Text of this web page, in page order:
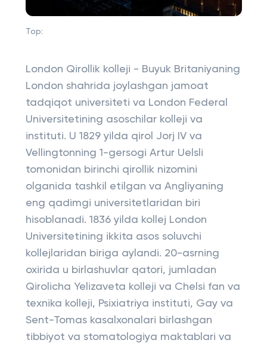
Top:
London Qirollik kolleji - Buyuk Britaniyaning
London shahrida joylashgan jamoat
tadqiqot universiteti va London Federal
Universitetining asoschilar kolleji va
instituti. U 1829 yilda qirol Jorj IV va
Vellingtonning 1-gersogi Artur Uelsli
tomonidan birinchi qirollik nizomini
olganida tashkil etilgan va Angliyaning
eng qadimgi universitetlaridan biri
hisoblanadi. 1836 yilda kollej London
Universitetining ikkita asos soluvchi
kollejlaridan biriga aylandi. 20-asrning
oxirida u birlashuvlar qatori, jumladan
Qirolicha Yelizaveta kolleji va Chelsi fan va
texnika kolleji, Psixiatriya instituti, Gay va
Sent-Tomas kasalxonalari birlashgan
tibbiyot va stomatologiya maktablari va